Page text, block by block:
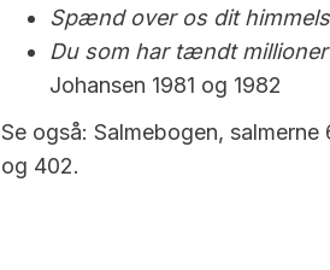
Spænd over os dit
Du som har tændt
Johansen 1981 og 1982
Se også: Salmebogen,
og 402.